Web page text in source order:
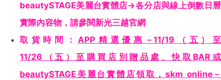
beautySTAGE美麗台實體店→各分店與線上倒數日曆
實際內容物，請參閱新光三越官網
取貨時間：APP精選優惠－11/19（五）至
11/26（五）至購買店別贈品處、快取BAR或
beautySTAGE美麗台實體店領取，skm online－